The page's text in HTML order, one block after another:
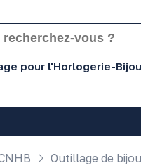
pour l'Horlogerie-
Outillage de